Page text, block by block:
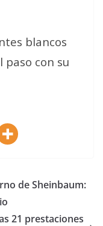
blancos
paso con su
de Sheinbaum:
21 prestaciones